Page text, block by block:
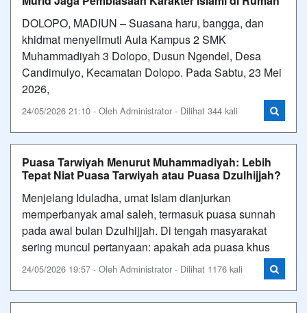
DOLOPO, MADIUN – Suasana haru, bangga, dan
khidmat menyelimuti Aula Kampus 2 SMK
Muhammadiyah 3 Dolopo, Dusun Ngendel, Desa
Candimulyo, Kecamatan Dolopo. Pada Sabtu, 23 Mei
2026,
24/05/2026 21:10 - Oleh Administrator - Dilihat 344 kali
Puasa Tarwiyah Menurut Muhammadiyah: Lebih
Tepat Niat Puasa Tarwiyah atau Puasa Dzulhijjah?
Menjelang Iduladha, umat Islam dianjurkan
memperbanyak amal saleh, termasuk puasa sunnah
pada awal bulan Dzulhijjah. Di tengah masyarakat
sering muncul pertanyaan: apakah ada puasa khus
24/05/2026 19:57 - Oleh Administrator - Dilihat 1176 kali